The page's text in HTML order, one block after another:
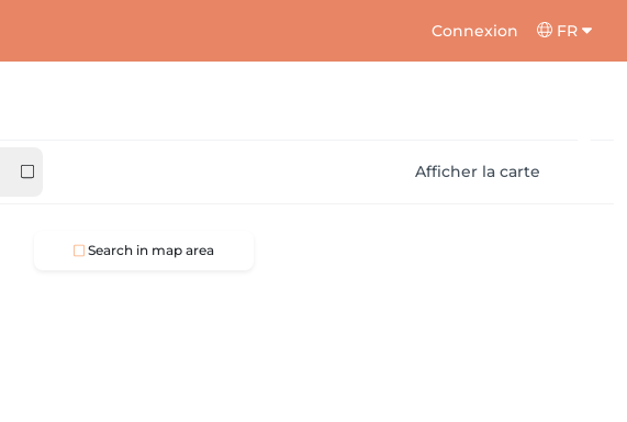
Connexion FR
Afficher la carte
Search in map area